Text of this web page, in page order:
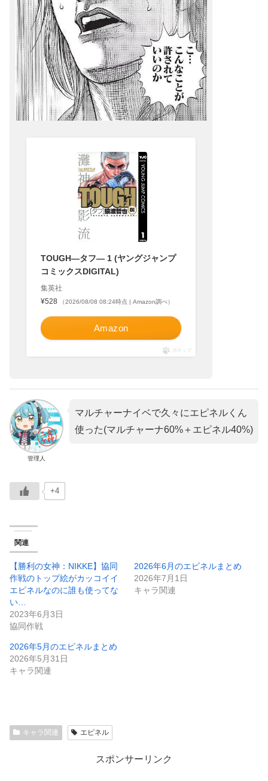
TOUGH―タフ― 1 (ヤングジャンプ
コミックスDIGITAL)
集英社
¥528
（2026/08/08 08:24時点 | Amazon調べ）
Amazon
ポチップ
管理人
マルチャーナイベで久々にエピネルくん
使った(マルチャーナ60%＋エピネル40%)
+4
関連
【勝利の女神：NIKKE】協同
作戦のトップ絵がカッコイイ
エピネルなのに誰も使ってな
い…
2023年6月3日
協同作戦
2026年6月のエピネルまとめ
2026年7月1日
キャラ関連
2026年5月のエピネルまとめ
2026年5月31日
キャラ関連
キャラ関連 エピネル
スポンサーリンク